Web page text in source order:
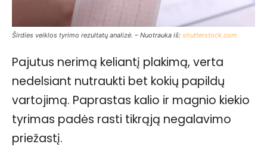
Širdies veiklos tyrimo rezultatų analizė. – Nuotrauka iš: shutterstock.com
Pajutus nerimą keliantį plakimą, verta
nedelsiant nutraukti bet kokių papildų
vartojimą. Paprastas kalio ir magnio kiekio
tyrimas padės rasti tikrąją negalavimo
priežastį.